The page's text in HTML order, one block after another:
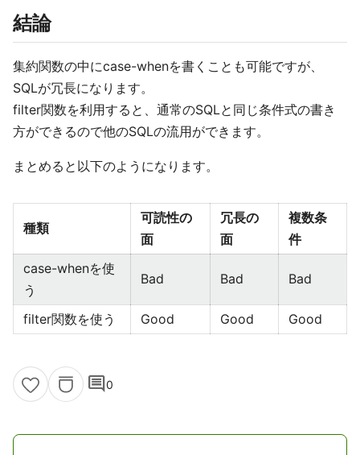
結論
集約関数の中にcase-whenを書くことも可能ですが、
SQLが冗長になります。
filter関数を利用すると、通常のSQLと同じ条件式の書き
方ができるので他のSQLの流用ができます。
まとめると以下のようになります。
種類
可読性の
面
冗長の
面
複数条
件
case-whenを使
う
Bad Bad Bad
filter関数を使う Good Good Good
comment0